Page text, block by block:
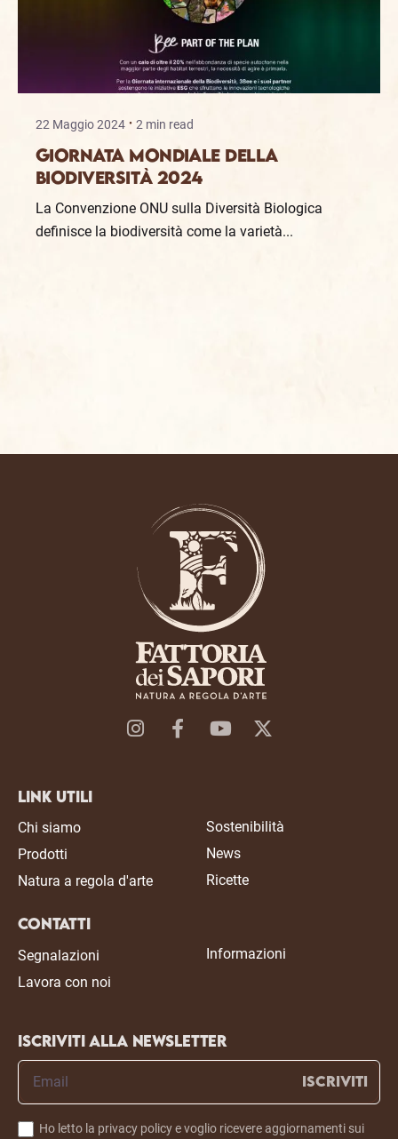
22 Maggio 2024 2 min read
Giornata mondiale della
Biodiversità 2024
La Convenzione ONU sulla Diversità Biologica
definisce la biodiversità come la varietà...
Link Utili
Chi siamo
Prodotti
Natura a regola d'arte
Sostenibilità
News
Ricette
Contatti
Segnalazioni
Lavora con noi
Informazioni
Iscriviti alla newsletter
ISCRIVITI
Ho letto la privacy policy e voglio ricevere aggiornamenti sui